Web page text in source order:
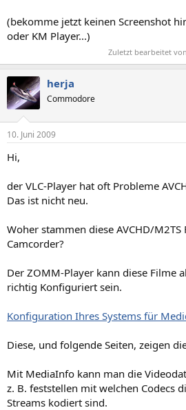
(bekomme jetzt keinen Screenshot
oder KM Player...)
Zuletzt bearbeitet
herja
Commodore
10. Juni 2009
Hi,
der VLC-Player hat oft Probleme
Das ist nicht neu.
Woher stammen diese AVCHD/
Camcorder?
Der ZOMM-Player kann diese Filme
richtig Konfiguriert sein.
Konfiguration Ihres Systems für
Diese, und folgende Seiten, zeigen
Mit MediaInfo kann man die
z. B. feststellen mit welchen Codecs
Streams kodiert sind.